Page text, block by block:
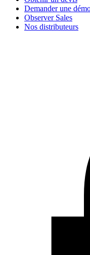
Demander une
Observer Sales
Nos distributeurs